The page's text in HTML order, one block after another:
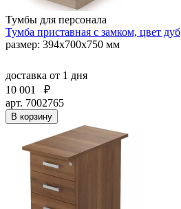
Тумбы для персонала
Тумба приставная с замком, цвет дуб
размер: 394х700х750 мм
доставка от 1 дня
10 001
₽
арт. 7002765
В корзину